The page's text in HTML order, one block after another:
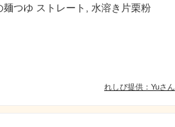
つゆ ストレート, 水溶き片栗粉
れしぴ提供：Yuさん